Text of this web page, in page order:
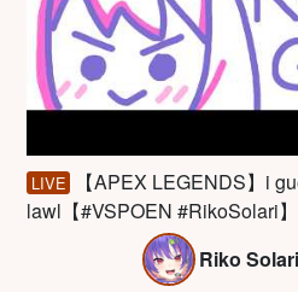
LIVE
【APEX LEGENDS】i
lawl【#VSPOEN #RikoSolari】
Riko Solari